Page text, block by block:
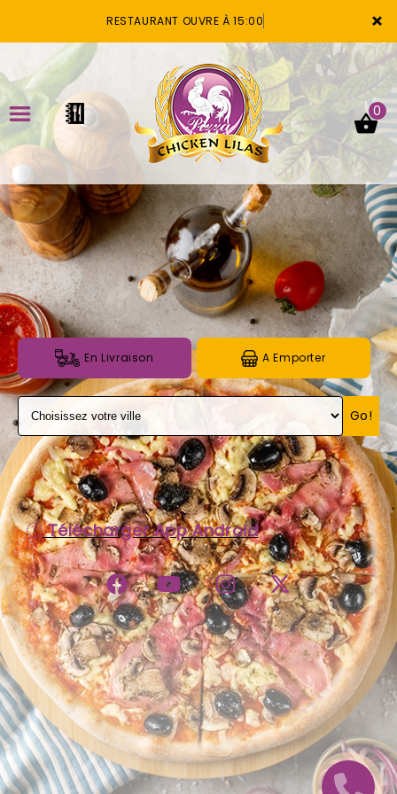
×
RESTAURANT OUVRE À 15:00
ACCUEIL
LA CARTE
VOTRE COMPTE
NOTRE RESTAURANT
VOS AVIS
MENTIONS LÉGALES
0
En Livraison A Emporter
Go!
Télécharger App Android